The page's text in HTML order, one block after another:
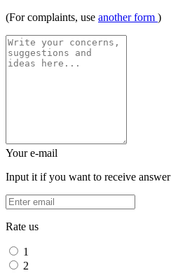
(For complaints, use another form )
Your e-mail
Input it if you want to receive answer
Rate us
1
2